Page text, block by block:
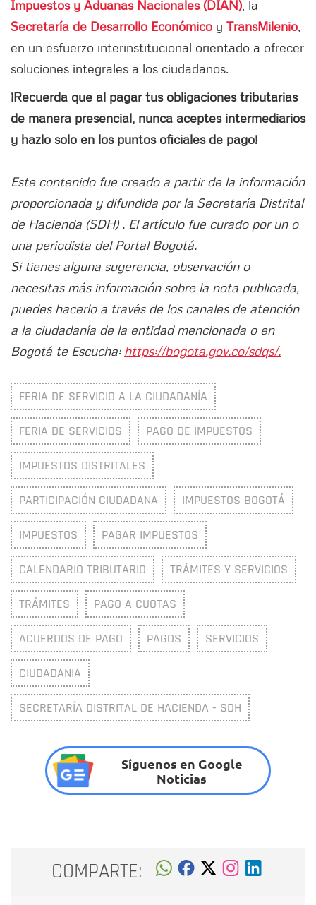
Impuestos y Aduanas Nacionales (DIAN) , la
Secretaría de Desarrollo Económico y TransMilenio
en un esfuerzo interinstitucional orientado a ofrecer
soluciones integrales a los ciudadanos.
¡Recuerda que al pagar tus obligaciones tributarias
de manera presencial, nunca aceptes intermediarios
y hazlo solo en los puntos oficiales de pago!
Este contenido fue creado a partir de la información
proporcionada y difundida por la Secretaría Distrital
de Hacienda (SDH) . El artículo fue curado por un o
una periodista del Portal Bogotá.
Si tienes alguna sugerencia, observación o
necesitas más información sobre la nota publicada,
puedes hacerlo a través de los canales de atención
a la ciudadanía de la entidad mencionada o en
Bogotá te Escucha: https://bogota.gov.co/sdqs/.
FERIA DE SERVICIO A LA CIUDADANÍA
FERIA DE SERVICIOS PAGO DE IMPUESTOS
IMPUESTOS DISTRITALES
PARTICIPACIÓN CIUDADANA IMPUESTOS BOGOTÁ
IMPUESTOS PAGAR IMPUESTOS
CALENDARIO TRIBUTARIO TRÁMITES Y SERVICIOS
TRÁMITES PAGO A CUOTAS
ACUERDOS DE PAGO PAGOS SERVICIOS
CIUDADANIA
SECRETARÍA DISTRITAL DE HACIENDA - SDH
Síguenos en Google
Noticias
COMPARTE: